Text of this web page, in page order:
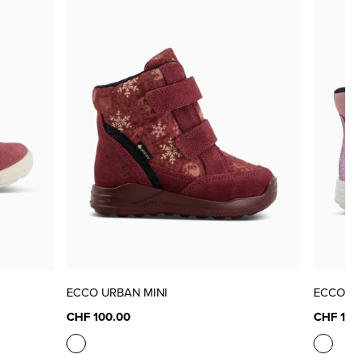
ECCO URBAN MINI
CHF 100.00
ECCO
CHF